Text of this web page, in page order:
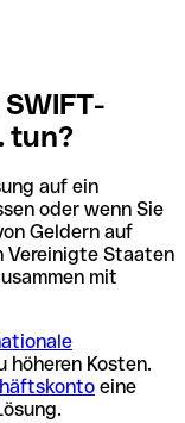
tun?
auf ein
oder wenn Sie
Geldern auf
Vereinigte Staaten
mit
höheren Kosten.
eine